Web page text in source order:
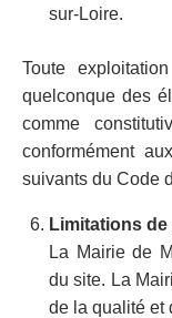
sur-Loire.
Toute
quelconque des
comme
conformément
suivants du Code
Limitations
La Mairie de
du site. La
de la qualité et